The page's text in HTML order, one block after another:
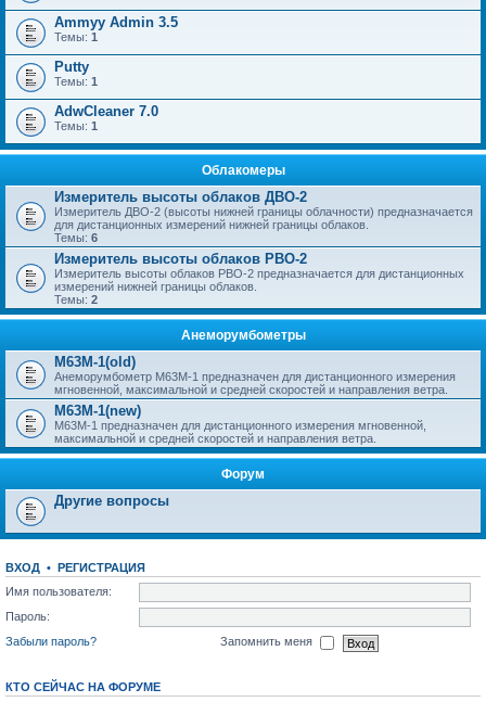
Ammyy Admin 3.5
Темы: 1
Putty
Темы: 1
AdwCleaner 7.0
Темы: 1
Облакомеры
Измеритель высоты облаков ДВО-2
Измеритель ДВО-2 (высоты нижней границы облачности) предназначается
для дистанционных измерений нижней границы облаков.
Темы: 6
Измеритель высоты облаков РВО-2
Измеритель высоты облаков РВО-2 предназначается для дистанционных
измерений нижней границы облаков.
Темы: 2
Анеморумбометры
M63M-1(old)
Анеморумбометр М63М-1 предназначен для дистанционного измерения
мгновенной, максимальной и средней скоростей и направления ветра.
M63M-1(new)
М63М-1 предназначен для дистанционного измерения мгновенной,
максимальной и средней скоростей и направления ветра.
Форум
Другие вопросы
ВХОД • РЕГИСТРАЦИЯ
Имя пользователя:
Пароль:
Забыли пароль?
Запомнить меня
КТО СЕЙЧАС НА ФОРУМЕ